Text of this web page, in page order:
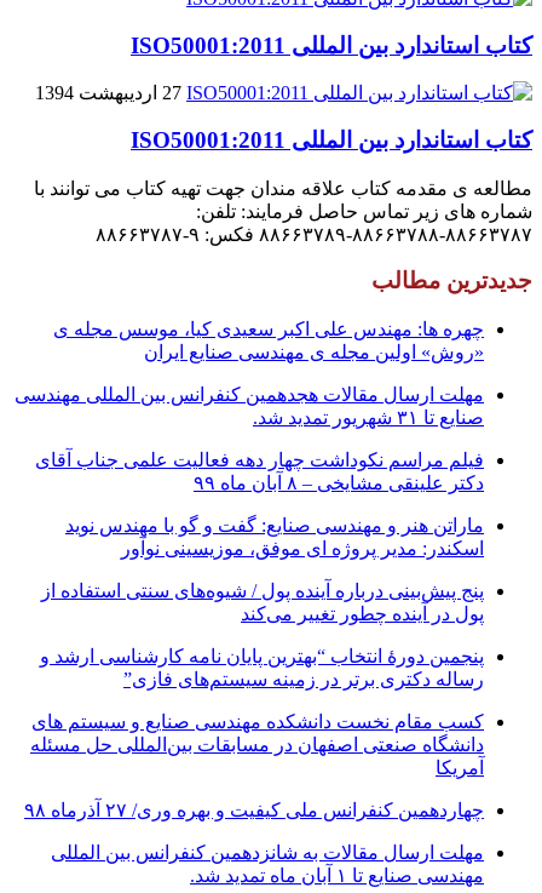
کتاب استاندارد بین المللی ISO50001:2011
27 اردیبهشت 1394
کتاب استاندارد بین المللی ISO50001:2011
مطالعه ی مقدمه کتاب علاقه مندان جهت تهیه کتاب می توانند با
شماره های زیر تماس حاصل فرمایند: تلفن:
۸۸۶۶۳۷۸۷-۸۸۶۶۳۷۸۸-۸۸۶۶۳۷۸۹ فکس: ۹-۸۸۶۶۳۷۸۷
جدیدترین مطالب
چهره ها: مهندس علی اکبر سعیدی کیا، موسس مجله ی
«روش» اولین مجله ی مهندسی صنایع ایران
مهلت ارسال مقالات هجدهمین کنفرانس بین المللی مهندسی
صنایع تا ۳۱ شهریور تمدید شد.
فیلم مراسم نکوداشت چهار دهه فعالیت علمی جناب آقای
دکتر علینقی مشایخی – ۸ آبان ماه ۹۹
ماراتن هنر و مهندسی صنایع: گفت و گو با مهندس نوید
اسکندر: مدیر پروژه ای موفق، موزیسینی نوآور
پنج پیش‌بینی درباره آینده پول / شیوه‌های سنتی استفاده از
پول در آینده چطور تغییر می‌کند
پنجمین دورۀ انتخاب “بهترین پایان ­نامه کارشناسی­ ارشد و
رساله دکتری برتر در زمینه سیستم‌های فازی”
کسب مقام نخست دانشکده مهندسی صنایع و سیستم های
دانشگاه صنعتی اصفهان در مسابقات بین‌المللی حل مسئله
آمریکا
چهاردهمین کنفرانس ملی کیفیت و بهره وری/ ۲۷ آذرماه ۹۸
مهلت ارسال مقالات به شانزدهمین کنفرانس بین المللی
مهندسی صنایع تا ۱ آبان ماه تمدید شد.